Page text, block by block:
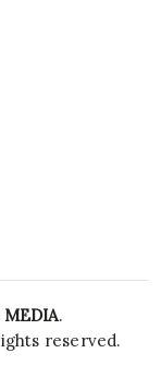
MEDIA.
reserved.